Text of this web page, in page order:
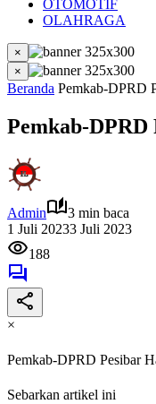
OTOMOTIF
OLAHRAGA
×
×
Beranda Pemkab-DPRD
Pemkab-
Admin
3 min baca
1 Juli 20233 Juli 2023
188
×
Pemkab-DPRD Pesibar
Sebarkan artikel ini